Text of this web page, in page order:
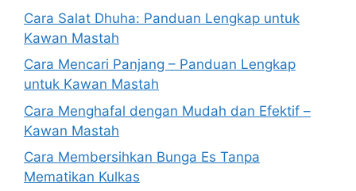
Cara Salat Dhuha: Panduan Lengkap untuk
Kawan Mastah
Cara Mencari Panjang – Panduan Lengkap
untuk Kawan Mastah
Cara Menghafal dengan Mudah dan Efektif –
Kawan Mastah
Cara Membersihkan Bunga Es Tanpa
Mematikan Kulkas